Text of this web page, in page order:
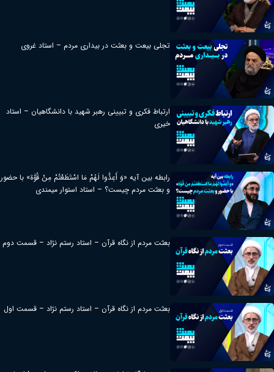
تجلی بیعت و بعثت در بیداری مردم – استاد غروی
ارتباط فکری و تبیینی رهبر شهید با دانشگاهیان – استاد
خیری
رابطه بین آیه «وَ أَعِدُّوا لَهُمْ مَا اسْتَطَعْتُمْ مِنْ قُوَّة» با حضور
و بعثت مردم چیست؟ – استاد استوار میمندی
بعثت مردم از نگاه قرآن – استاد رستم نژاد – قسمت دوم
بعثت مردم از نگاه قرآن – استاد رستم نژاد – قسمت اول